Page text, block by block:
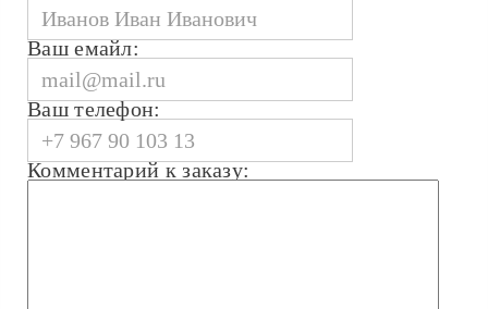
Ваш емайл:
Ваш телефон:
Комментарий к заказу: